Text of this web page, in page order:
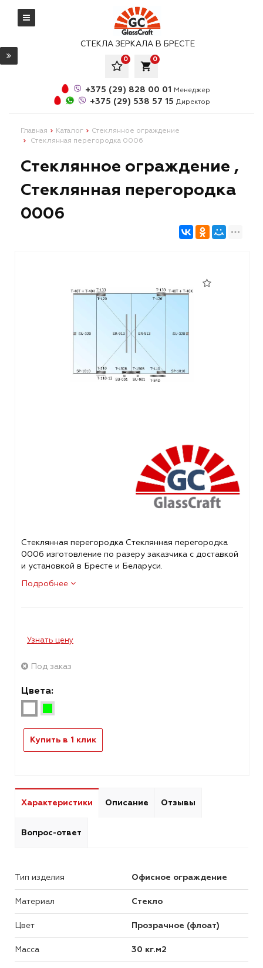
СТЕКЛА ЗЕРКАЛА В БРЕСТЕ
local_grocery_store
0
0
+375 (29) 828 00 01 Менеджер
+375 (29) 538 57 15 Директор
Главная Каталог
Стеклянное ограждение
Стеклянная перегородка 0006
Стеклянное ограждение ,
Стеклянная перегородка
0006
Стеклянная перегородка Стеклянная перегородка
0006 изготовление по разеру заказчика с доставкой
и установкой в Бресте и Беларуси.
Подробнее
Узнать цену
Под заказ
Цвета:
Купить в 1 клик
Характеристики Описание Отзывы
Вопрос-ответ
Тип изделия Офисное ограждение
Материал Стекло
Цвет Прозрачное (флоат)
Масса 30 кг.м2